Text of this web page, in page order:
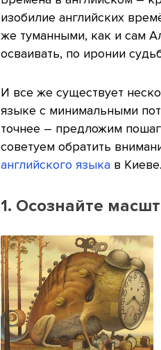
изобилие английских
же туманными, как и сам
осваивать, по иронии
И все же существует
языке с минимальными
точнее – предложим
советуем обратить
английского языка в Киеве.
1. Осознайте